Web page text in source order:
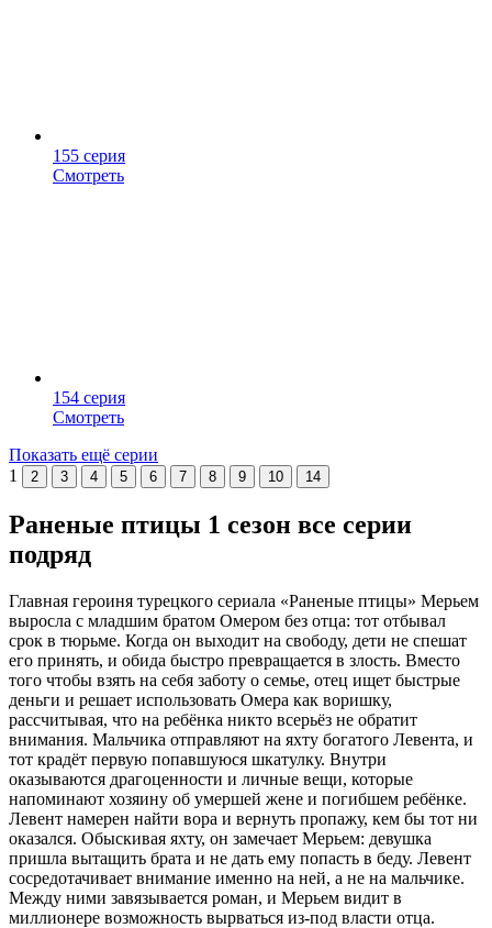
155 серия
Смотреть
154 серия
Смотреть
Показать ещё серии
1
2 3 4 5 6 7 8 9 10 14
Раненые птицы 1 сезон все серии
подряд
Главная героиня турецкого сериала «Раненые птицы» Мерьем
выросла с младшим братом Омером без отца: тот отбывал
срок в тюрьме. Когда он выходит на свободу, дети не спешат
его принять, и обида быстро превращается в злость. Вместо
того чтобы взять на себя заботу о семье, отец ищет быстрые
деньги и решает использовать Омера как воришку,
рассчитывая, что на ребёнка никто всерьёз не обратит
внимания. Мальчика отправляют на яхту богатого Левента, и
тот крадёт первую попавшуюся шкатулку. Внутри
оказываются драгоценности и личные вещи, которые
напоминают хозяину об умершей жене и погибшем ребёнке.
Левент намерен найти вора и вернуть пропажу, кем бы тот ни
оказался. Обыскивая яхту, он замечает Мерьем: девушка
пришла вытащить брата и не дать ему попасть в беду. Левент
сосредотачивает внимание именно на ней, а не на мальчике.
Между ними завязывается роман, и Мерьем видит в
миллионере возможность вырваться из-под власти отца.